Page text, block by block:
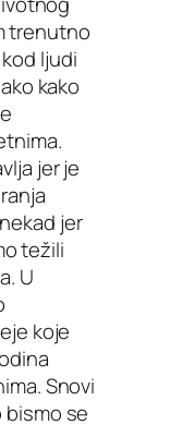
trenutno
ljudi
kako
jer je
jer
težili
U
koje
Snovi
bismo se